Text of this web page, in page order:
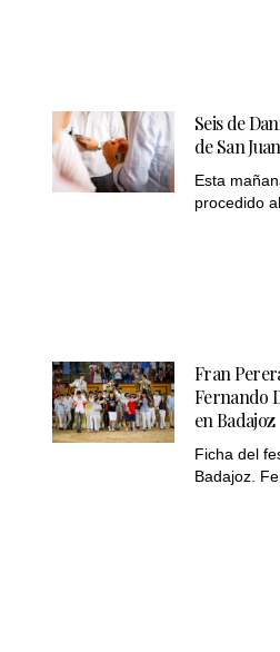
Seis de
de San
Esta
procedido
Fran
Fernando
en Badajoz
Ficha del
Badajoz.